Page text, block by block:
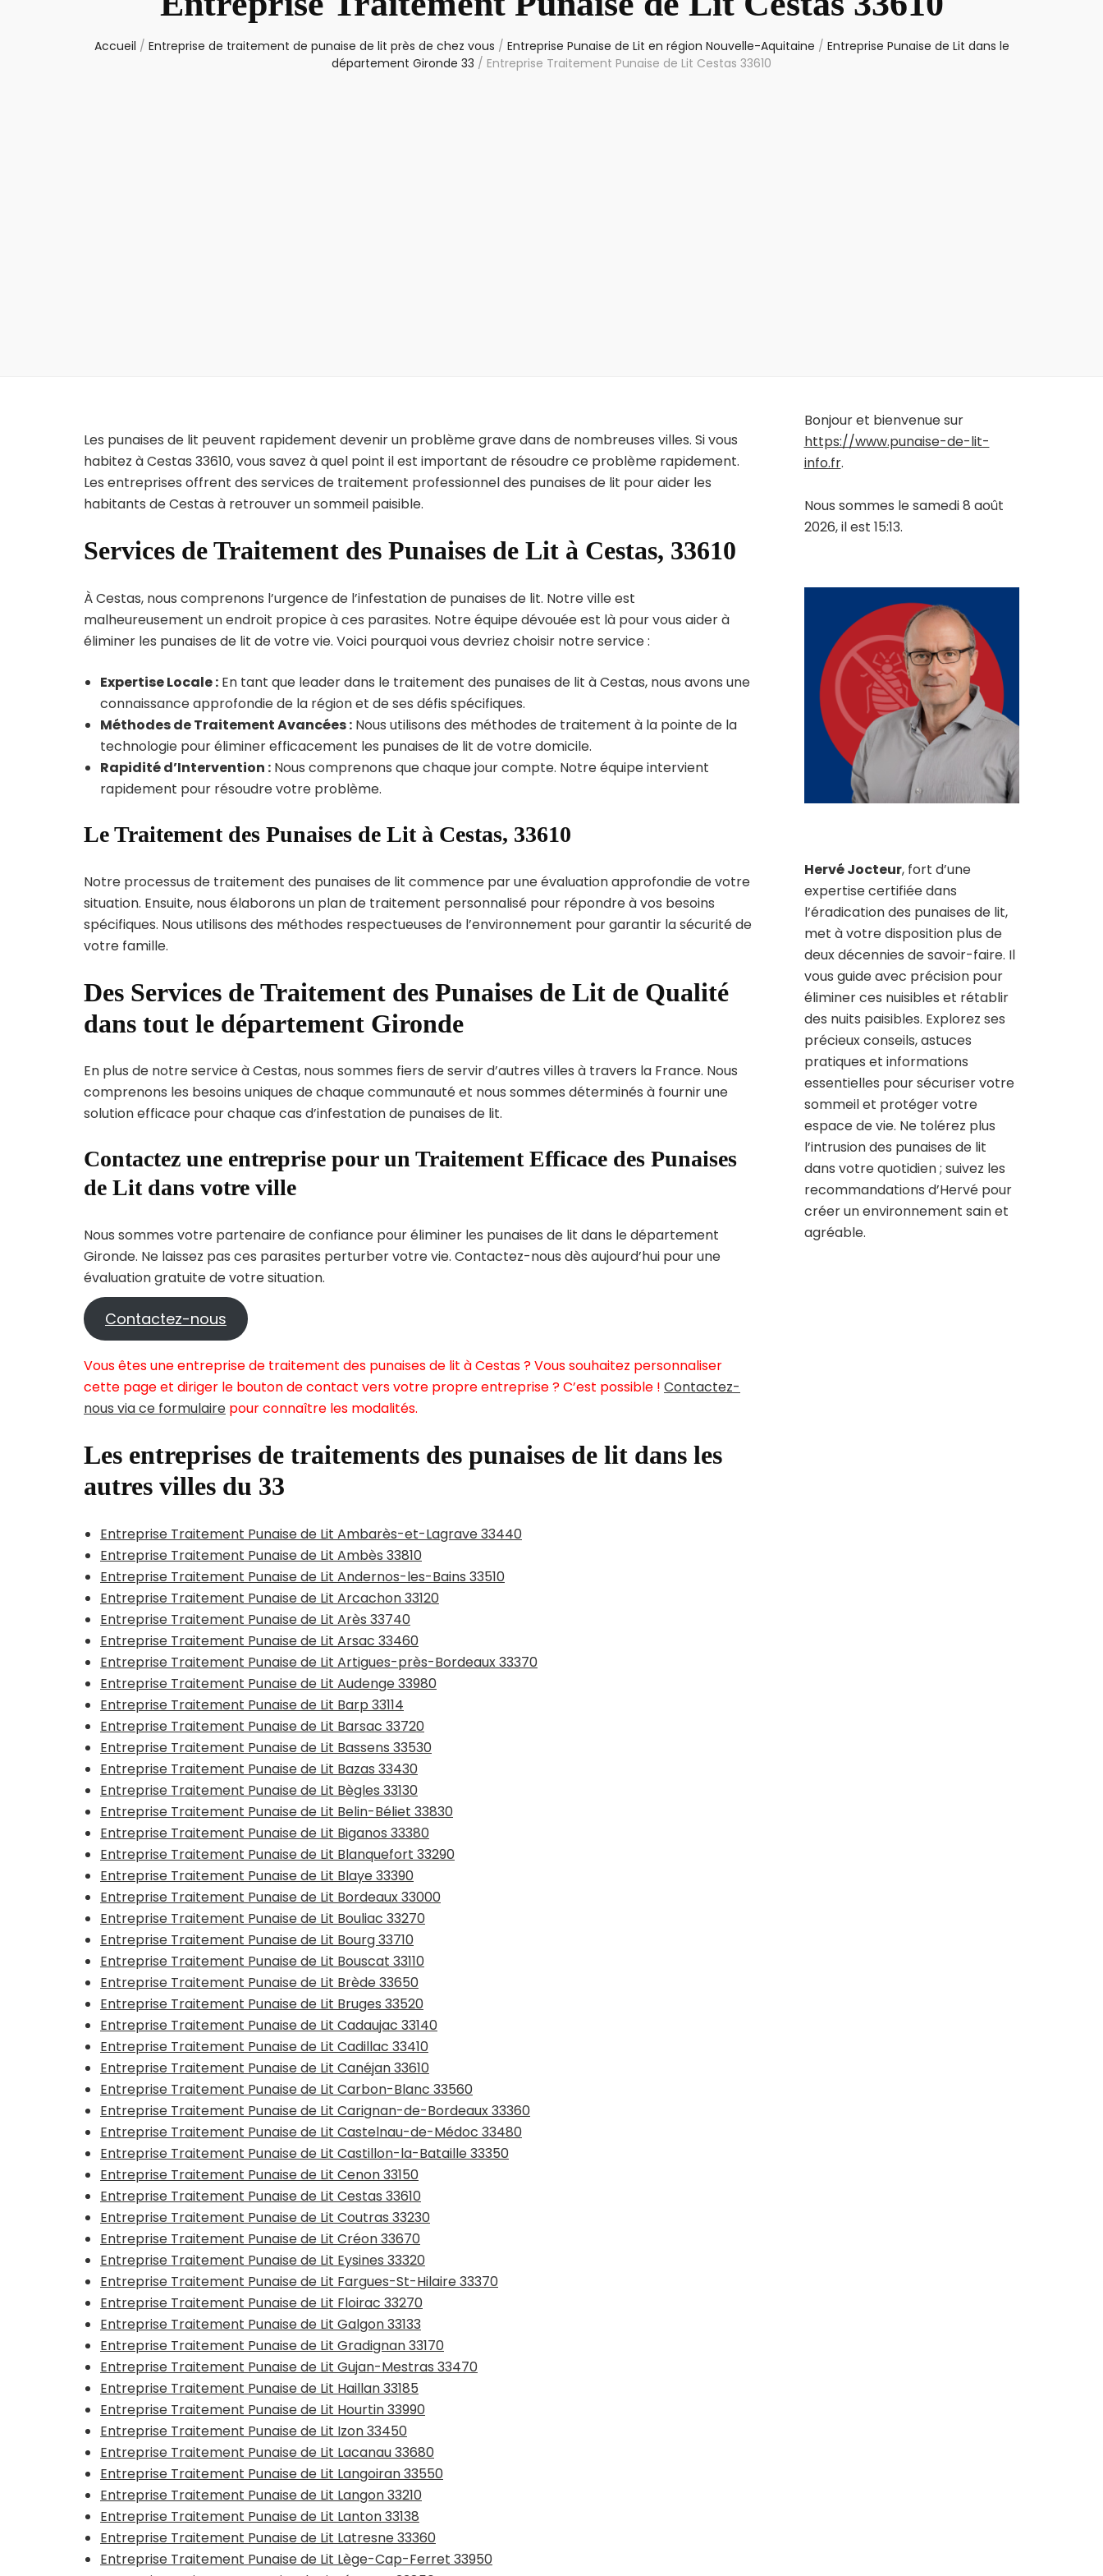
Accueil / Entreprise de traitement de punaise de lit près de chez vous / Entreprise Punaise de Lit en région Nouvelle-Aquitaine / Entreprise Punaise de Lit dans le
département Gironde 33 / Entreprise Traitement Punaise de Lit Cestas 33610
Les punaises de lit peuvent rapidement devenir un problème grave dans de nombreuses villes. Si vous
habitez à Cestas 33610, vous savez à quel point il est important de résoudre ce problème rapidement.
Les entreprises offrent des services de traitement professionnel des punaises de lit pour aider les
habitants de Cestas à retrouver un sommeil paisible.
Services de Traitement des Punaises de Lit à Cestas, 33610
À Cestas, nous comprenons l’urgence de l’infestation de punaises de lit. Notre ville est
malheureusement un endroit propice à ces parasites. Notre équipe dévouée est là pour vous aider à
éliminer les punaises de lit de votre vie. Voici pourquoi vous devriez choisir notre service :
Expertise Locale : En tant que leader dans le traitement des punaises de lit à Cestas, nous avons une
connaissance approfondie de la région et de ses défis spécifiques.
Méthodes de Traitement Avancées : Nous utilisons des méthodes de traitement à la pointe de la
technologie pour éliminer efficacement les punaises de lit de votre domicile.
Rapidité d’Intervention : Nous comprenons que chaque jour compte. Notre équipe intervient
rapidement pour résoudre votre problème.
Le Traitement des Punaises de Lit à Cestas, 33610
Notre processus de traitement des punaises de lit commence par une évaluation approfondie de votre
situation. Ensuite, nous élaborons un plan de traitement personnalisé pour répondre à vos besoins
spécifiques. Nous utilisons des méthodes respectueuses de l’environnement pour garantir la sécurité de
votre famille.
Des Services de Traitement des Punaises de Lit de Qualité
dans tout le département Gironde
En plus de notre service à Cestas, nous sommes fiers de servir d’autres villes à travers la France. Nous
comprenons les besoins uniques de chaque communauté et nous sommes déterminés à fournir une
solution efficace pour chaque cas d’infestation de punaises de lit.
Contactez une entreprise pour un Traitement Efficace des Punaises
de Lit dans votre ville
Nous sommes votre partenaire de confiance pour éliminer les punaises de lit dans le département
Gironde. Ne laissez pas ces parasites perturber votre vie. Contactez-nous dès aujourd’hui pour une
évaluation gratuite de votre situation.
Contactez-nous
Vous êtes une entreprise de traitement des punaises de lit à Cestas ? Vous souhaitez personnaliser
cette page et diriger le bouton de contact vers votre propre entreprise ? C’est possible ! Contactez-
nous via ce formulaire pour connaître les modalités.
Les entreprises de traitements des punaises de lit dans les
autres villes du 33
Entreprise Traitement Punaise de Lit Ambarès-et-Lagrave 33440
Entreprise Traitement Punaise de Lit Ambès 33810
Entreprise Traitement Punaise de Lit Andernos-les-Bains 33510
Entreprise Traitement Punaise de Lit Arcachon 33120
Entreprise Traitement Punaise de Lit Arès 33740
Entreprise Traitement Punaise de Lit Arsac 33460
Entreprise Traitement Punaise de Lit Artigues-près-Bordeaux 33370
Entreprise Traitement Punaise de Lit Audenge 33980
Entreprise Traitement Punaise de Lit Barp 33114
Entreprise Traitement Punaise de Lit Barsac 33720
Entreprise Traitement Punaise de Lit Bassens 33530
Entreprise Traitement Punaise de Lit Bazas 33430
Entreprise Traitement Punaise de Lit Bègles 33130
Entreprise Traitement Punaise de Lit Belin-Béliet 33830
Entreprise Traitement Punaise de Lit Biganos 33380
Entreprise Traitement Punaise de Lit Blanquefort 33290
Entreprise Traitement Punaise de Lit Blaye 33390
Entreprise Traitement Punaise de Lit Bordeaux 33000
Entreprise Traitement Punaise de Lit Bouliac 33270
Entreprise Traitement Punaise de Lit Bourg 33710
Entreprise Traitement Punaise de Lit Bouscat 33110
Entreprise Traitement Punaise de Lit Brède 33650
Entreprise Traitement Punaise de Lit Bruges 33520
Entreprise Traitement Punaise de Lit Cadaujac 33140
Entreprise Traitement Punaise de Lit Cadillac 33410
Entreprise Traitement Punaise de Lit Canéjan 33610
Entreprise Traitement Punaise de Lit Carbon-Blanc 33560
Entreprise Traitement Punaise de Lit Carignan-de-Bordeaux 33360
Entreprise Traitement Punaise de Lit Castelnau-de-Médoc 33480
Entreprise Traitement Punaise de Lit Castillon-la-Bataille 33350
Entreprise Traitement Punaise de Lit Cenon 33150
Entreprise Traitement Punaise de Lit Cestas 33610
Entreprise Traitement Punaise de Lit Coutras 33230
Entreprise Traitement Punaise de Lit Créon 33670
Entreprise Traitement Punaise de Lit Eysines 33320
Entreprise Traitement Punaise de Lit Fargues-St-Hilaire 33370
Entreprise Traitement Punaise de Lit Floirac 33270
Entreprise Traitement Punaise de Lit Galgon 33133
Entreprise Traitement Punaise de Lit Gradignan 33170
Entreprise Traitement Punaise de Lit Gujan-Mestras 33470
Entreprise Traitement Punaise de Lit Haillan 33185
Entreprise Traitement Punaise de Lit Hourtin 33990
Entreprise Traitement Punaise de Lit Izon 33450
Entreprise Traitement Punaise de Lit Lacanau 33680
Entreprise Traitement Punaise de Lit Langoiran 33550
Entreprise Traitement Punaise de Lit Langon 33210
Entreprise Traitement Punaise de Lit Lanton 33138
Entreprise Traitement Punaise de Lit Latresne 33360
Entreprise Traitement Punaise de Lit Lège-Cap-Ferret 33950
Bonjour et bienvenue sur
https://www.punaise-de-lit-
info.fr.
Nous sommes le samedi 8 août
2026, il est 15:13.
Hervé Jocteur, fort d’une
expertise certifiée dans
l’éradication des punaises de lit,
met à votre disposition plus de
deux décennies de savoir-faire. Il
vous guide avec précision pour
éliminer ces nuisibles et rétablir
des nuits paisibles. Explorez ses
précieux conseils, astuces
pratiques et informations
essentielles pour sécuriser votre
sommeil et protéger votre
espace de vie. Ne tolérez plus
l’intrusion des punaises de lit
dans votre quotidien ; suivez les
recommandations d’Hervé pour
créer un environnement sain et
agréable.